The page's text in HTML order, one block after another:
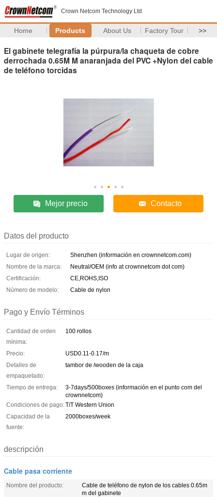
Crown Netcom Technology Ltd
Home Products About Us Factory Tour >>
El gabinete telegrafía la púrpura/la chaqueta de cobre
derrochada 0.65M M anaranjada del PVC +Nylon del cable
de teléfono torcidas
Mejor precio Contacto
Datos del producto
Lugar de origen:
Shenzhen (información en crownnetcom.com)
Nombre de la marca:
Neutral/OEM (info at crownnetcom dot com)
Certificación:
CE,ROHS,ISO
Número de modelo:
Cable de nylon
Pago y Envío Términos
Cantidad de orden
mínima:
100 rollos
Precio:
USD0.11-0.17/m
Detalles de
empaquetado:
tambor de /wooden de la caja
Tiempo de entrega:
3-7days/500boxes (información en el punto com del
crownnetcom)
Condiciones de pago:T/T Western Union
Capacidad de la
fuente:
2000boxes/week
descripción
Cable pasa corriente
Nombre del producto:
Cable de teléfono de nylon de los cables 0.65m
m del gabinete